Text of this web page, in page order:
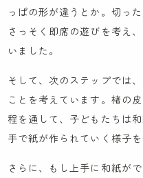
IR情報
お問い合わせ
園見学に関するお問い合わ
採用に関するお問い合わせ
NPO会員専用ページは
っぱの形が違うとか。切っ
さっそく即席の遊びを考え
いました。
そして、次のステップでは
ことを考えています。楮の
程を通して、子どもたちは
手で紙が作られていく様子
さらに、もし上手に和紙が